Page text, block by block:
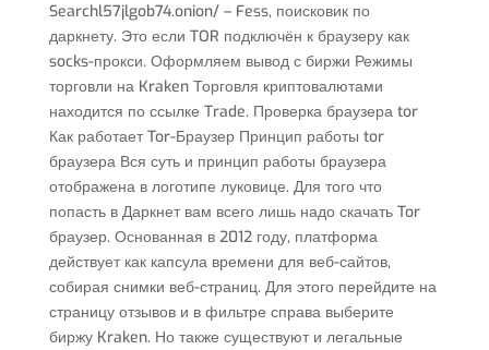
Searchl57jlgob74.onion/ – Fess, поисковик по
даркнету. Это если TOR подключён к браузеру как
socks-прокси. Оформляем вывод с биржи Режимы
торговли на Kraken Торговля криптовалютами
находится по ссылке Trade. Проверка браузера tor
Как работает Tor-Браузер Принцип работы tor
браузера Вся суть и принцип работы браузера
отображена в логотипе луковице. Для того что
попасть в Даркнет вам всего лишь надо скачать Tor
браузер. Основанная в 2012 году, платформа
действует как капсула времени для веб-сайтов,
собирая снимки веб-страниц. Для этого перейдите на
страницу отзывов и в фильтре справа выберите
биржу Kraken. Но также существуют и легальные